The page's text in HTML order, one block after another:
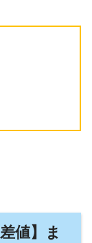
値】ま